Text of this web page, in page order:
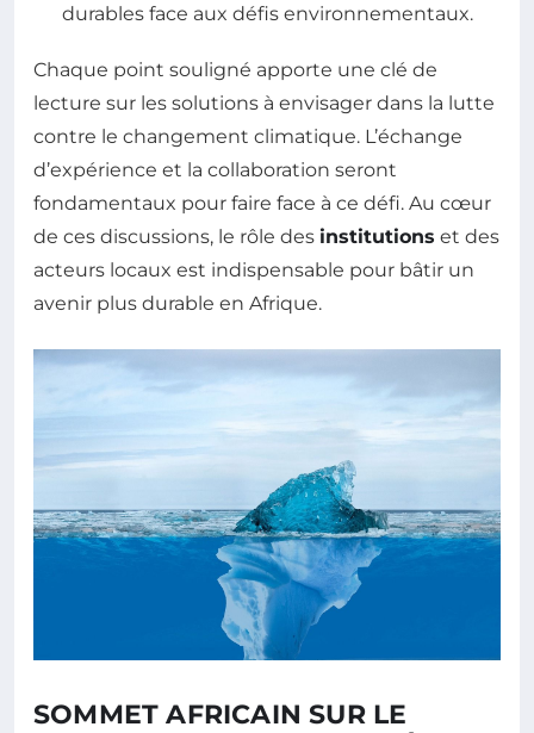
durables face aux défis environnementaux.
Chaque point souligné apporte une clé de
lecture sur les solutions à envisager dans la lutte
contre le changement climatique. L’échange
d’expérience et la collaboration seront
fondamentaux pour faire face à ce défi. Au cœur
de ces discussions, le rôle des institutions et des
acteurs locaux est indispensable pour bâtir un
avenir plus durable en Afrique.
SOMMET AFRICAIN SUR LE